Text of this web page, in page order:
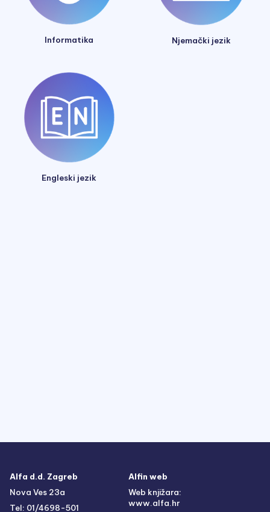
Informatika Njemački jezik
Engleski jezik
Alfa d.d. Zagreb
Nova Ves 23a
Tel: 01/4698-501
Alfin web
Web knjižara:
www.alfa.hr